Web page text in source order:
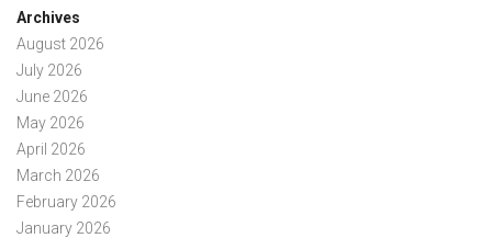
Archives
August 2026
July 2026
June 2026
May 2026
April 2026
March 2026
February 2026
January 2026